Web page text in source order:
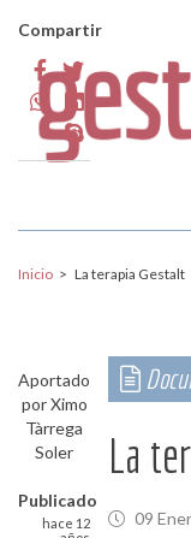
Inicio > La terapia Gestalt
Aportado
porXimo
Tàrrega
Soler
Publicado
hace 12
Compartir
La
09